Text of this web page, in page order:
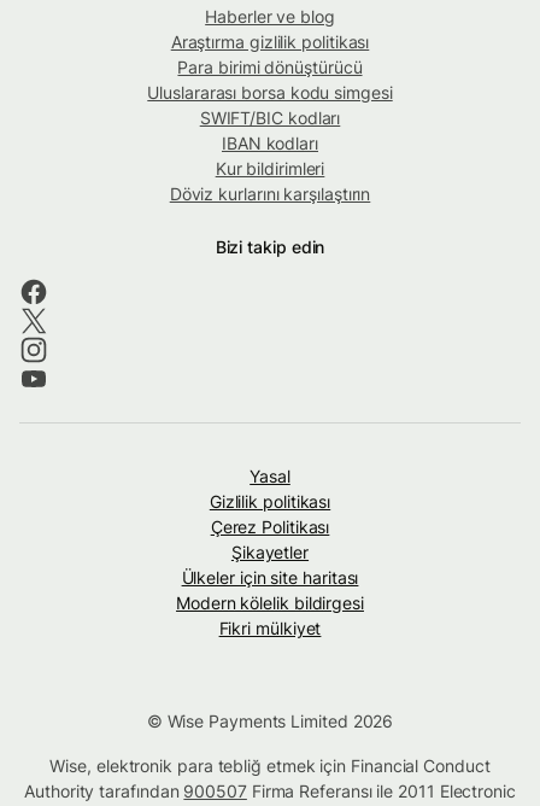
Haberler ve blog
Araştırma gizlilik politikası
Para birimi dönüştürücü
Uluslararası borsa kodu simgesi
SWIFT/BIC kodları
IBAN kodları
Kur bildirimleri
Döviz kurlarını karşılaştırın
Bizi takip edin
Yasal
Gizlilik politikası
Çerez Politikası
Şikayetler
Ülkeler için site haritası
Modern kölelik bildirgesi
Fikri mülkiyet
© Wise Payments Limited 2026
Wise, elektronik para tebliğ etmek için Financial Conduct
Authority tarafından 900507Firma Referansı ile 2011 Electronic